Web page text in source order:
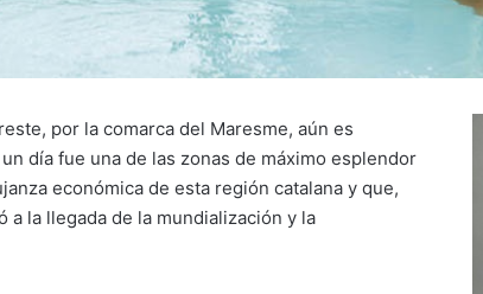
por la comarca del Maresme, aún es
día fue una de las zonas de máximo esplendor
económica de esta región catalana y que,
a la llegada de la mundialización y la